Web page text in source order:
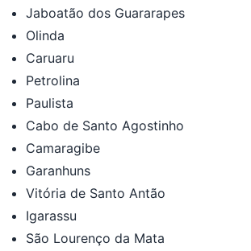
Jaboatão dos Guararapes
Olinda
Caruaru
Petrolina
Paulista
Cabo de Santo Agostinho
Camaragibe
Garanhuns
Vitória de Santo Antão
Igarassu
São Lourenço da Mata